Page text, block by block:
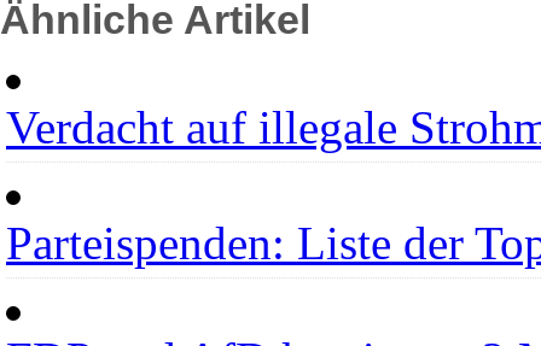
Ähnliche Artikel
Verdacht auf illegale
Parteispenden: Liste der